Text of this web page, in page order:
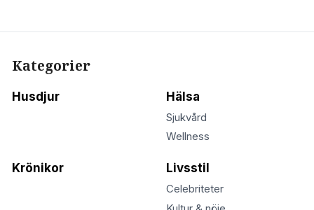
Kategorier
Husdjur Hälsa
Sjukvård
Wellness
Krönikor Livsstil
Celebriteter